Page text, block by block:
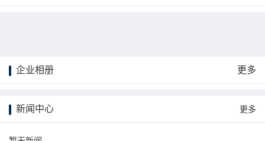
企业相册 更多
新闻中心 更多